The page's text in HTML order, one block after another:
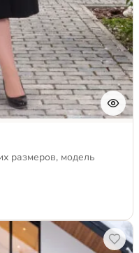
размеров, модель